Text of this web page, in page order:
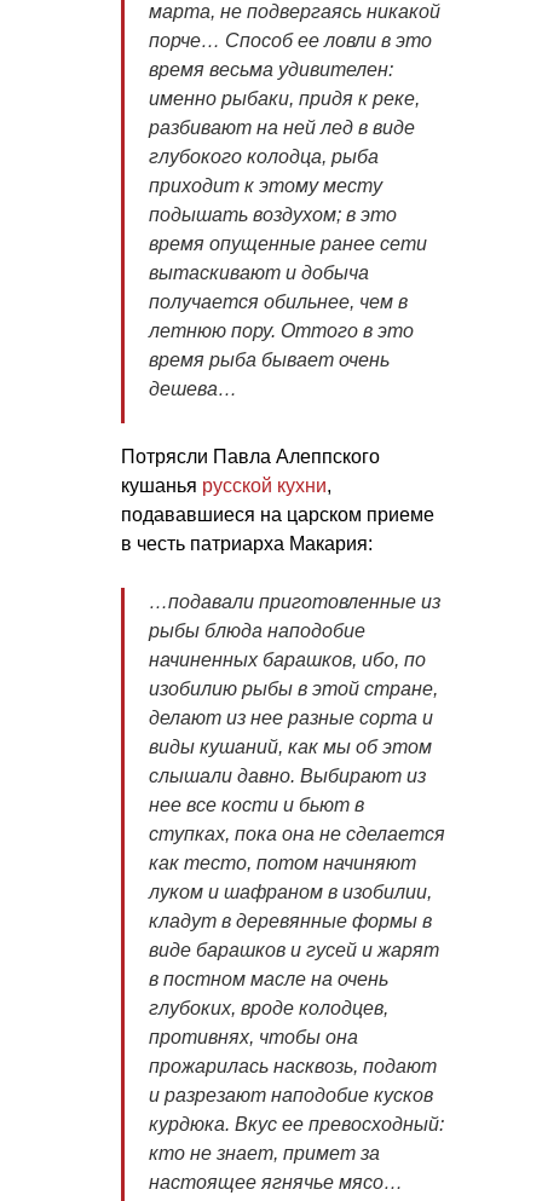
марта, не подвергаясь никакой
порче… Способ ее ловли в это
время весьма удивителен:
именно рыбаки, придя к реке,
разбивают на ней лед в виде
глубокого колодца, рыба
приходит к этому месту
подышать воздухом; в это
время опущенные ранее сети
вытаскивают и добыча
получается обильнее, чем в
летнюю пору. Оттого в это
время рыба бывает очень
дешева…
Потрясли Павла Алеппского
кушанья русской кухни,
подававшиеся на царском приеме
в честь патриарха Макария:
…подавали приготовленные из
рыбы блюда наподобие
начиненных барашков, ибо, по
изобилию рыбы в этой стране,
делают из нее разные сорта и
виды кушаний, как мы об этом
слышали давно. Выбирают из
нее все кости и бьют в
ступках, пока она не сделается
как тесто, потом начиняют
луком и шафраном в изобилии,
кладут в деревянные формы в
виде барашков и гусей и жарят
в постном масле на очень
глубоких, вроде колодцев,
противнях, чтобы она
прожарилась насквозь, подают
и разрезают наподобие кусков
курдюка. Вкус ее превосходный:
кто не знает, примет за
настоящее ягнячье мясо…